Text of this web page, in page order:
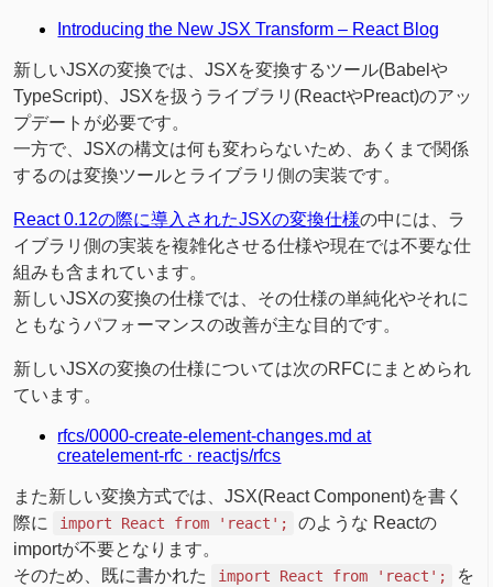
Introducing the New JSX Transform – React Blog
新しいJSXの変換では、JSXを変換するツール(Babelや
TypeScript)、JSXを扱うライブラリ(ReactやPreact)のアッ
プデートが必要です。
一方で、JSXの構文は何も変わらないため、あくまで関係
するのは変換ツールとライブラリ側の実装です。
React 0.12の際に導入されたJSXの変換仕様の中には、ラ
イブラリ側の実装を複雑化させる仕様や現在では不要な仕
組みも含まれています。
新しいJSXの変換の仕様では、その仕様の単純化やそれに
ともなうパフォーマンスの改善が主な目的です。
新しいJSXの変換の仕様については次のRFCにまとめられ
ています。
rfcs/0000-create-element-changes.md at
createlement-rfc · reactjs/rfcs
また新しい変換方式では、JSX(React Component)を書く
際に
import React from 'react';
のような Reactの
importが不要となります。
そのため、既に書かれた
import React from 'react';
を